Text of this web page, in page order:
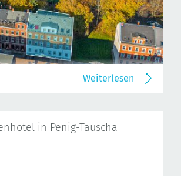
Weiterlesen
in Penig-Tauscha